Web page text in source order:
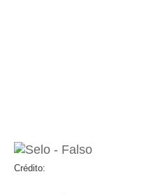
Crédito: